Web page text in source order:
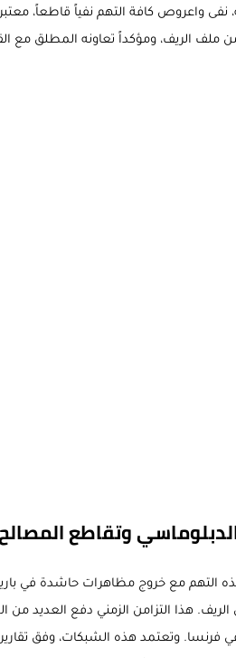
واعروص كافة التهم نفياً قاطعاً،
الريف، ومؤكداً تعاونه المطلق مع
الدبلوماسي وتقاطع
التهم مع خروج مظاهرات حاشدة في
الريف. هذا التزامن الزمني دفع العديد
في فرنسا. وتعتمد هذه الشبكات، وفق